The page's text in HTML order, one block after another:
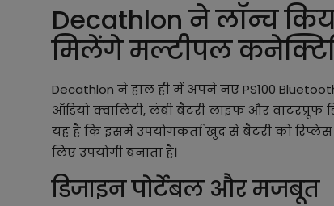
Decathlon ने लॉन्च
मिलेंगे मल्टीपल
Decathlon ने हाल ही में अपने नए PS100
ऑडियो क्वालिटी, लंबी बैटरी लाइफ और वाटरप्रूफ
यह है कि इसमें उपयोगकर्ता खुद से बैटरी को
लिए उपयोगी बनाता है।
डिजाइन पोर्टेबल और मजबूत